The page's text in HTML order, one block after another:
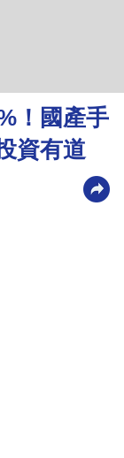
！國產手
資有道